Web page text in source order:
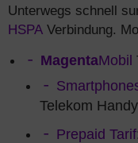
Unterwegs schnell
HSPA Verbindung.
MagentaMobil
Telekom
Prepaid Tarif